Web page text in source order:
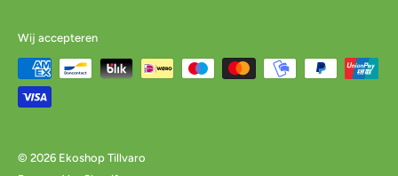
Wij accepteren
© 2026 Ekoshop Tillvaro